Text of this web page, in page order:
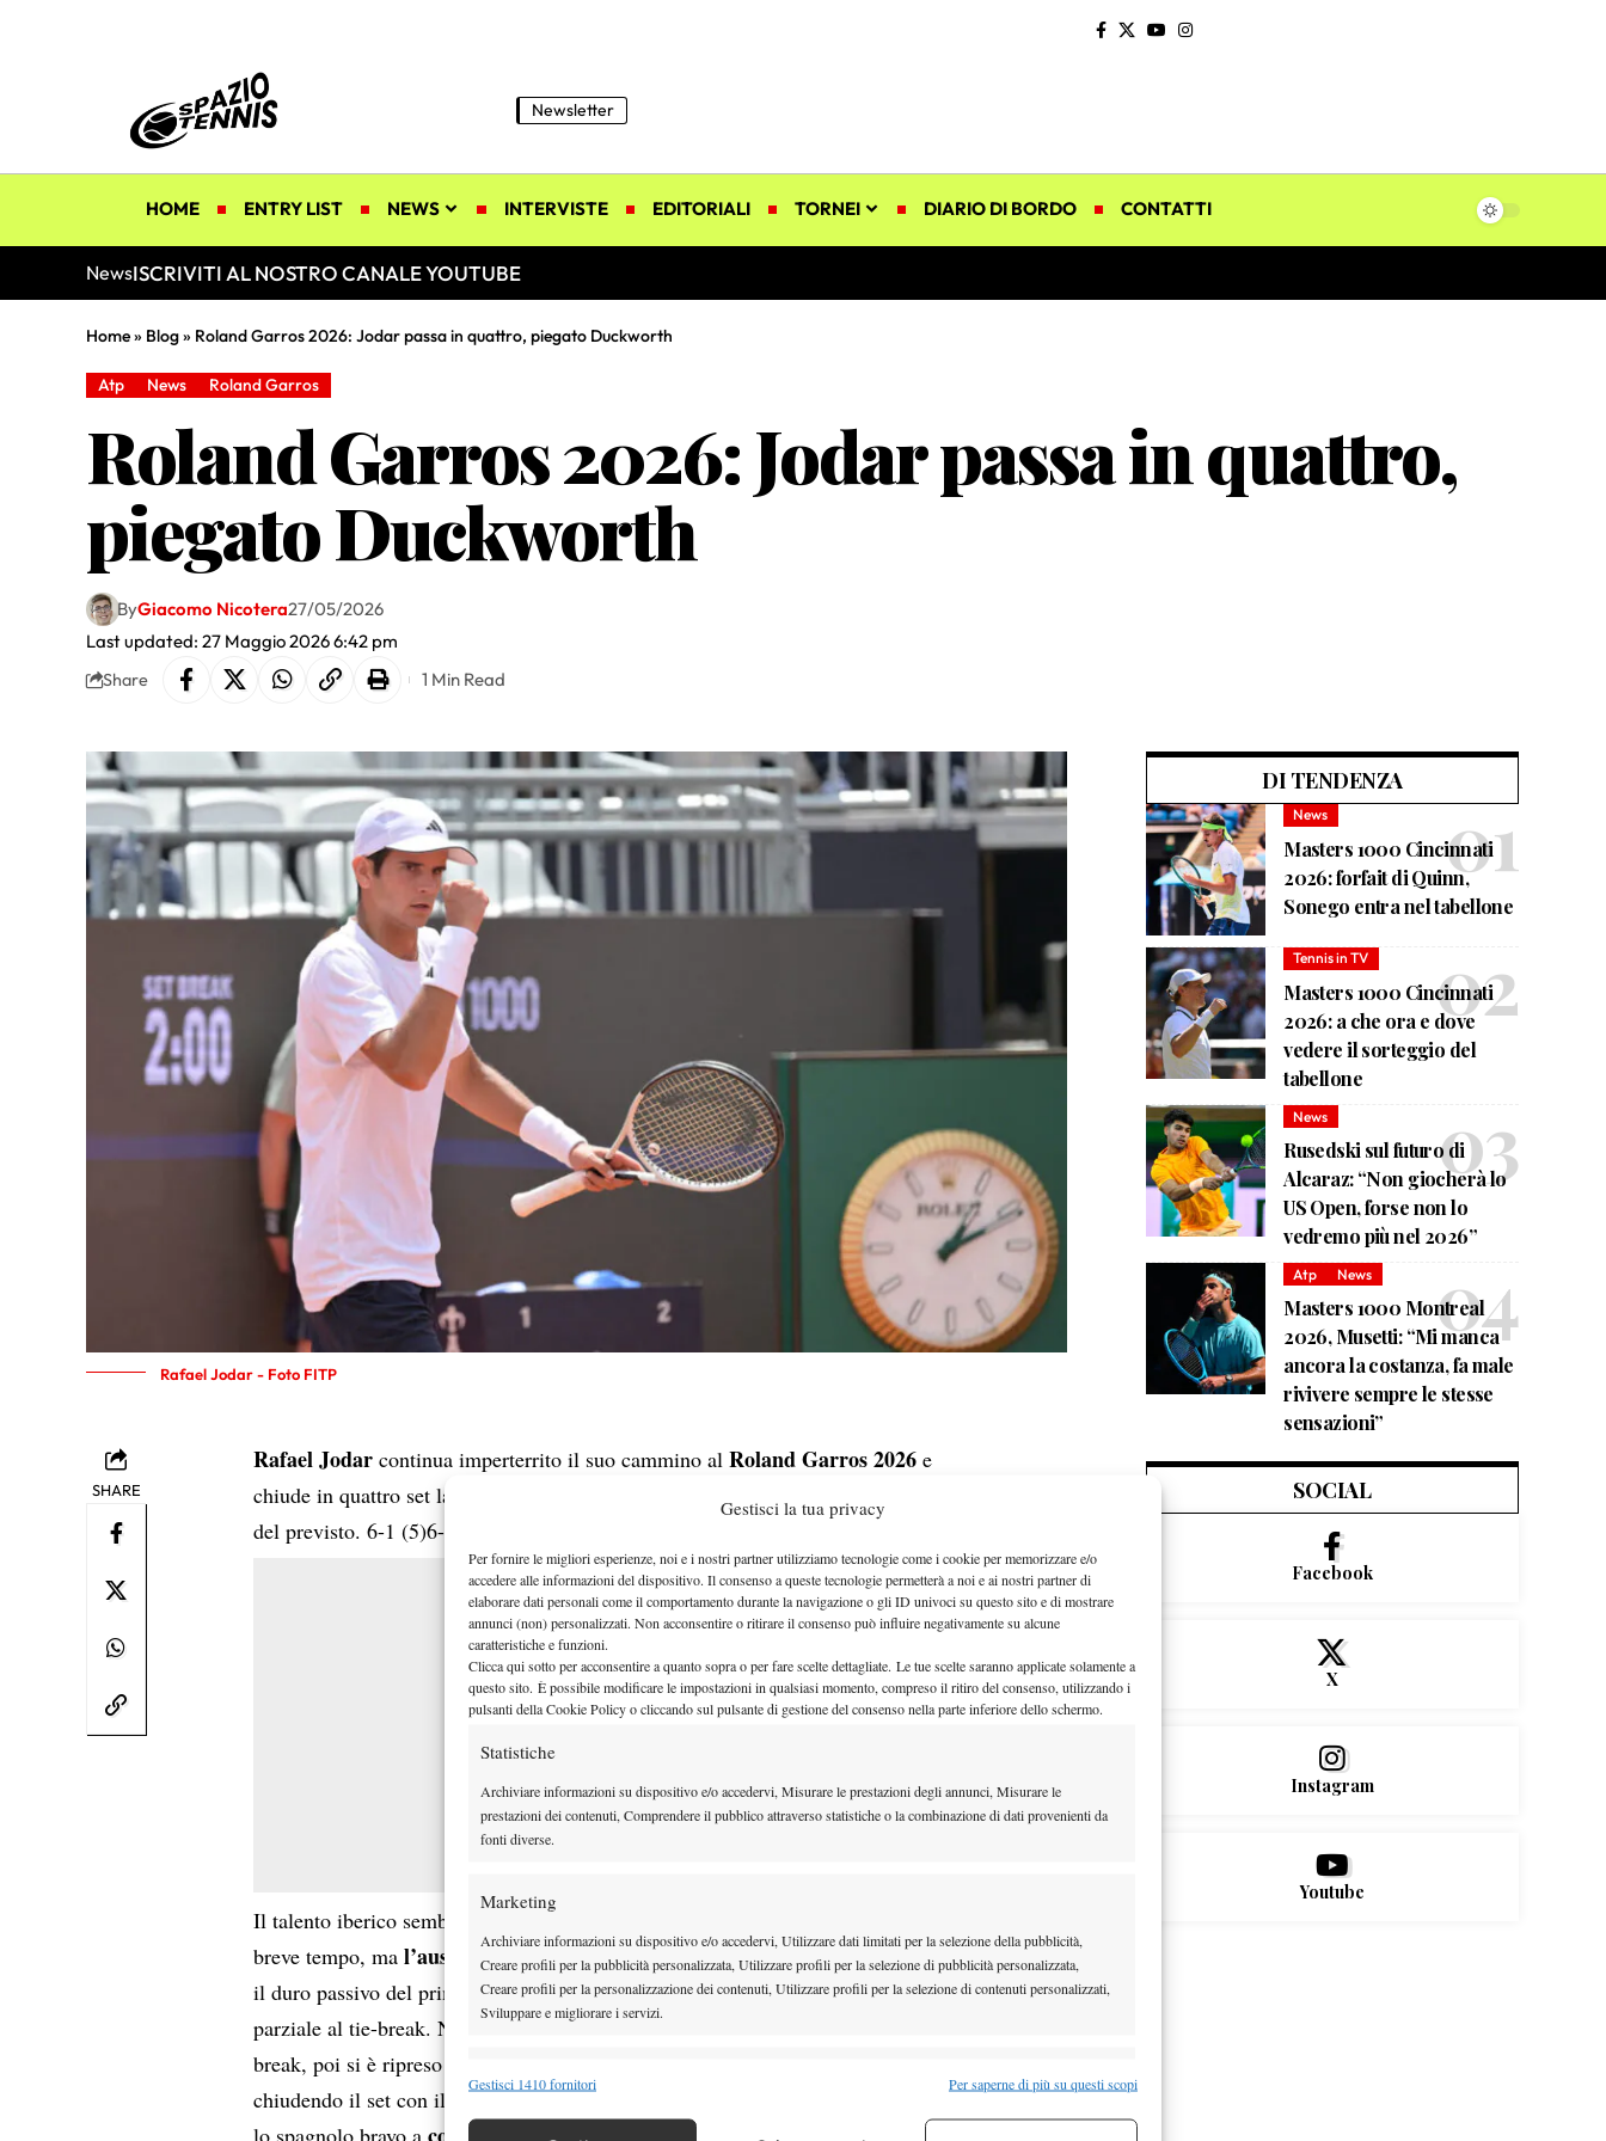
Gestisci la tua privacy
Per fornire le migliori esperienze, noi e i nostri partner utilizziamo tecnologie come i cookie per memorizzare e/o
accedere alle informazioni del dispositivo. Il consenso a queste tecnologie permetterà a noi e ai nostri partner di
elaborare dati personali come il comportamento durante la navigazione o gli ID univoci su questo sito e di mostrare
annunci (non) personalizzati. Non acconsentire o ritirare il consenso può influire negativamente su alcune
caratteristiche e funzioni.
Clicca qui sotto per acconsentire a quanto sopra o per fare scelte dettagliate. Le tue scelte saranno applicate solamente a
questo sito. È possibile modificare le impostazioni in qualsiasi momento, compreso il ritiro del consenso, utilizzando i
pulsanti della Cookie Policy o cliccando sul pulsante di gestione del consenso nella parte inferiore dello schermo.
Statistiche
Archiviare informazioni su dispositivo e/o accedervi, Misurare le prestazioni degli annunci, Misurare le
prestazioni dei contenuti, Comprendere il pubblico attraverso statistiche o la combinazione di dati provenienti da
fonti diverse.
Marketing
Archiviare informazioni su dispositivo e/o accedervi, Utilizzare dati limitati per la selezione della pubblicità,
Creare profili per la pubblicità personalizzata, Utilizzare profili per la selezione di pubblicità personalizzata,
Creare profili per la personalizzazione dei contenuti, Utilizzare profili per la selezione di contenuti personalizzati,
Sviluppare e migliorare i servizi.
Funzionalità
Identificare i dispositivi in base alle informazioni trasmesse automaticamente.
Gestisci 1410 fornitori Per saperne di più su questi scopi
Newsletter
HOME ENTRY LIST NEWS INTERVISTE EDITORIALI TORNEI DIARIO DI BORDO CONTATTI
NewsISCRIVITI AL NOSTRO CANALE YOUTUBE
Home» Blog» Roland Garros 2026: Jodar passa in quattro, piegato Duckworth
Atp News Roland Garros
Roland Garros 2026: Jodar passa in quattro,
piegato Duckworth
Last updated: 27 Maggio 2026 6:42 pm
ByGiacomo Nicotera27/05/2026
Share 1 Min Read
Rafael Jodar - Foto FITP
SHARE
Rafael Jodar continua imperterrito il suo cammino alRoland Garros 2026 e
chiude in quattro set la pratica
del previsto. 6-1 (5)6-7 6-4 7-5 il risultato finale dopo oltre tre ore di match.
Il talento iberico sembrava avere le carte in regola per archiviare il secondo turno in
breve tempo, mal’australiano ha mostrato grande caratteree, dopo aver digerito
il duro passivo del primo set, ha riequilibrato la sfida portando a referto il secondo
parziale al tie-break. Nella terza frazione, Jodar è andato inizialmente sotto di un
break, poi si è ripreso con forza, strappando due volte il servizio all’avversario e
chiudendo il set con il break. Nel parziale finale, l’epilogo era ormai già scritto, con
lo spagnolo bravo acontrollare senza rischi e ad accompagnare il match, senza
DI TENDENZA
News
Masters 1000 Cincinnati
2026: forfait di Quinn,
Sonego entra nel tabellone
Tennis in TV
Masters 1000 Cincinnati
2026: a che ora e dove
vedere il sorteggio del
tabellone
News
Rusedski sul futuro di
Alcaraz: “Non giocherà lo
US Open, forse non lo
vedremo più nel 2026”
Atp News
Masters 1000 Montreal
2026, Musetti: “Mi manca
ancora la costanza, fa male
rivivere sempre le stesse
sensazioni”
SOCIAL
Facebook
X
Instagram
Youtube